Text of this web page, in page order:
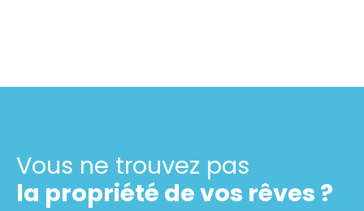
Vous ne trouvez pas
la propriété de vos rêves ?